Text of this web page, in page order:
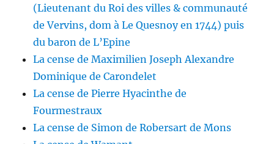
(Lieutenant du Roi des villes & communauté
de Vervins, dom à Le Quesnoy en 1744) puis
du baron de L’Epine
La cense de Maximilien Joseph Alexandre
Dominique de Carondelet
La cense de Pierre Hyacinthe de
Fourmestraux
La cense de Simon de Robersart de Mons